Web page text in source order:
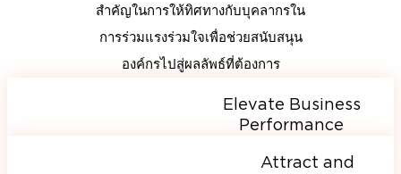
สำคัญในการให้ทิศทางกับบุคลากรใน
การร่วมแรงร่วมใจเพื่อช่วยสนับสนุน
องค์กรไปสู่ผลลัพธ์ที่ต้องการ
Elevate Business
Performance
Attract and